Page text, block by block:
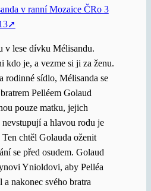
v ranní Mozaice ČRo 3
v lese dívku Mélisandu.
kdo je, a vezme si ji za ženu.
rodinné sídlo, Mélisanda se
Pelléem Golaud
pouze matku, jejich
a hlavou rodu je
chtěl Golauda oženit
se před osudem. Golaud
Ynioldovi, aby Pelléa
a nakonec svého bratra